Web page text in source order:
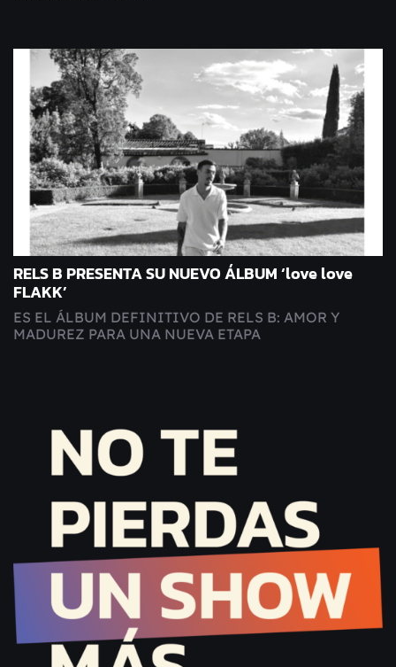
RELS B PRESENTA SU NUEVO ÁLBUM ‘love love
FLAKK’
ES EL ÁLBUM DEFINITIVO DE RELS B: AMOR Y
MADUREZ PARA UNA NUEVA ETAPA